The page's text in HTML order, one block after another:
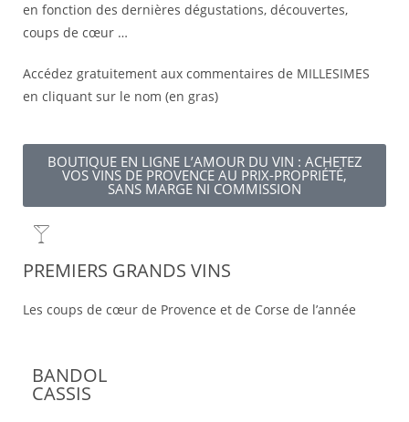
en fonction des dernières dégustations, découvertes,
coups de cœur …
Accédez gratuitement aux commentaires de MILLESIMES
en cliquant sur le nom (en gras)
BOUTIQUE EN LIGNE L’AMOUR DU VIN : ACHETEZ
VOS VINS DE PROVENCE AU PRIX-PROPRIÉTÉ,
SANS MARGE NI COMMISSION​
PREMIERS GRANDS VINS
Les coups de cœur de Provence et de Corse de l’année
BANDOL
CASSIS